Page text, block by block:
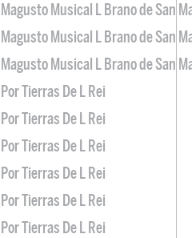
Magusto Musical L Brano de San
Magusto Musical L Brano de San
Magusto Musical L Brano de San
Por Tierras De L Rei
Por Tierras De L Rei
Por Tierras De L Rei
Por Tierras De L Rei
Por Tierras De L Rei
Por Tierras De L Rei